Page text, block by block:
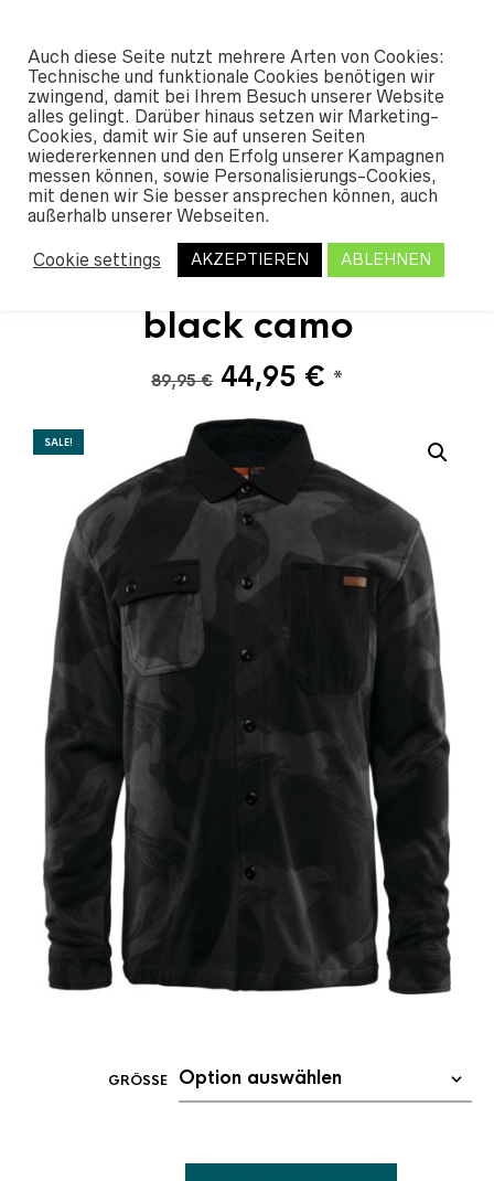
START/ SHOP/STREETWEAR/SHIRTS
/FLANNEL/ THIRTYTWO RESTSTOP POLAR
FLEECE SHIRT 2019 BLACK CAMO
ThirtyTwo Reststop
Polar Fleece Shirt 2019
black camo
89,95€ Ursprünglicher
war:
89,95 €
44,95 € Aktueller
44,95 €.
*
SALE!
GRÖSSE
Auch diese Seite nutzt mehrere Arten von Cookies:
Technische und funktionale Cookies benötigen wir
zwingend, damit bei Ihrem Besuch unserer Website
alles gelingt. Darüber hinaus setzen wir Marketing-
Cookies, damit wir Sie auf unseren Seiten
wiedererkennen und den Erfolg unserer Kampagnen
messen können, sowie Personalisierungs-Cookies,
mit denen wir Sie besser ansprechen können, auch
außerhalb unserer Webseiten.
Cookie settings AKZEPTIEREN ABLEHNEN